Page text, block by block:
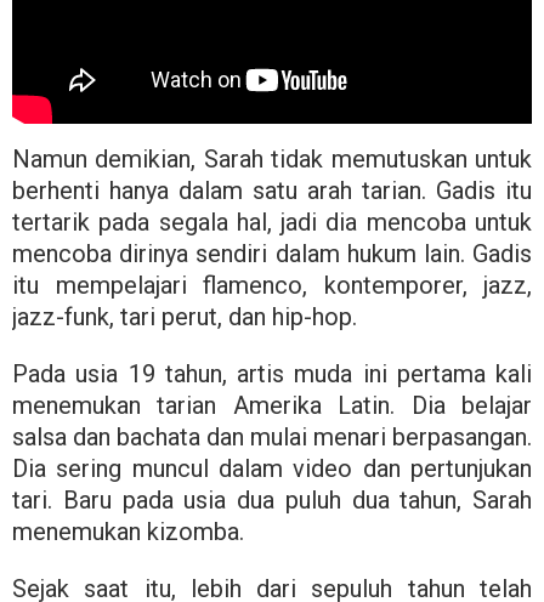
Namun demikian, Sarah tidak memutuskan untuk
berhenti hanya dalam satu arah tarian. Gadis itu
tertarik pada segala hal, jadi dia mencoba untuk
mencoba dirinya sendiri dalam hukum lain. Gadis
itu mempelajari flamenco, kontemporer, jazz,
jazz-funk, tari perut, dan hip-hop.
Pada usia 19 tahun, artis muda ini pertama kali
menemukan tarian Amerika Latin. Dia belajar
salsa dan bachata dan mulai menari berpasangan.
Dia sering muncul dalam video dan pertunjukan
tari. Baru pada usia dua puluh dua tahun, Sarah
menemukan kizomba.
Sejak saat itu, lebih dari sepuluh tahun telah